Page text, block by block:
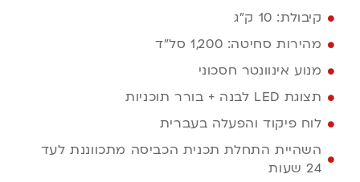
קיבולת: 10 ק"ג
מהירות סחיטה: 1,200 סל"ד
מנוע אינוונטר חסכוני
תצוגת LED לבנה + בורר תוכניות
לוח פיקוד והפעלה בעברית
השהיית התחלת תכנית הכביסה מתכווננת לעד
24 שעות